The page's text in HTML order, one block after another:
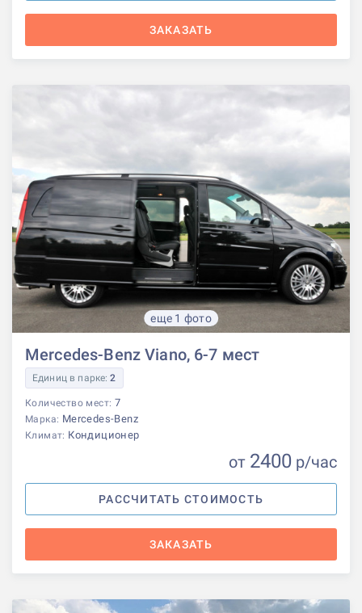
ЗАКАЗАТЬ
еще 1 фото
Mercedes-Benz Viano, 6-7 мест
Единиц в парке:2
Количество мест: 7
Марка: Mercedes-Benz
Климат: Кондиционер
от 2400 р/час
РАССЧИТАТЬ СТОИМОСТЬ
ЗАКАЗАТЬ